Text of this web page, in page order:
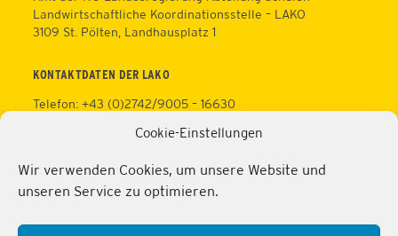
Cookie-Einstellungen
Wir verwenden Cookies, um unsere Website und
unseren Service zu optimieren.
Landwirtschaftliche Koordinationsstelle – LAKO
3109 St. Pölten, Landhausplatz 1
KONTAKTDATEN DER LAKO
Telefon: +43 (0)2742/9005 – 16630
https://lako.at
Datenschutz
Impressum